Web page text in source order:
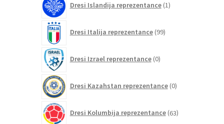
Dresi Islandija reprezentance 1izdelek
Dresi Italija reprezentance 99izdelkov
Dresi Izrael reprezentance 0izdelkov
Dresi Kazahstan reprezentance 0izdelkov
Dresi Kolumbija reprezentance 63izdelkov